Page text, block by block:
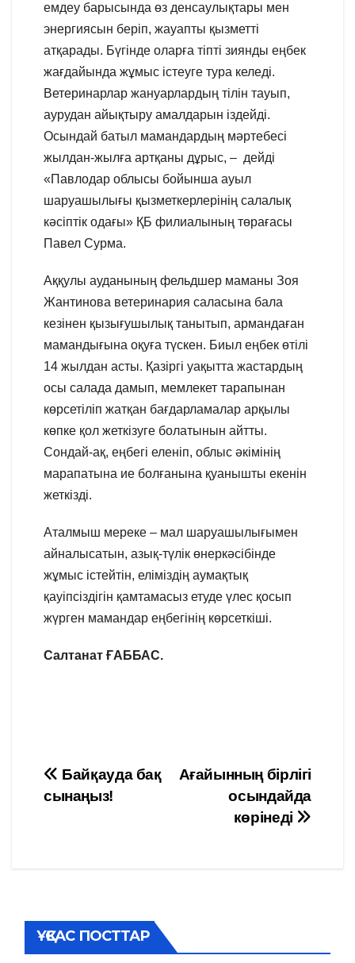
емдеу барысында өз денсаулықтары мен
энергиясын беріп, жауапты қызметті
атқарады. Бүгінде оларға тіпті зиянды еңбек
жағдайында жұмыс істеуге тура келеді.
Ветеринарлар жануарлардың тілін тауып,
аурудан айықтыру амалдарын іздейді.
Осындай батыл мамандардың мәртебесі
жылдан-жылға артқаны дұрыс, – дейді
«Павлодар облысы бойынша ауыл
шаруашылығы қызметкерлерінің салалық
кәсіптік одағы» ҚБ филиалының төрағасы
Павел Сурма.
Аққулы ауданының фельдшер маманы Зоя
Жантинова ветеринария саласына бала
кезінен қызығушылық танытып, армандаған
мамандығына оқуға түскен. Биыл еңбек өтілі
14 жылдан асты. Қазіргі уақытта жастардың
осы салада дамып, мемлекет тарапынан
көрсетіліп жатқан бағдарламалар арқылы
көпке қол жеткізуге болатынын айтты.
Сондай-ақ, еңбегі еленіп, облыс әкімінің
марапатына ие болғанына қуанышты екенін
жеткізді.
Аталмыш мереке – мал шаруашылығымен
айналысатын, азық-түлік өнеркәсібінде
жұмыс істейтін, еліміздің аумақтық
қауіпсіздігін қамтамасыз етуде үлес қосып
жүрген мамандар еңбегінің көрсеткіші.
Салтанат ҒАББАС.
НавигацияАғайынның бірлігі
осындайда
көрінеді
Байқауда бақ
сынаңыз!
ҰҚСАС ПОСТТАР